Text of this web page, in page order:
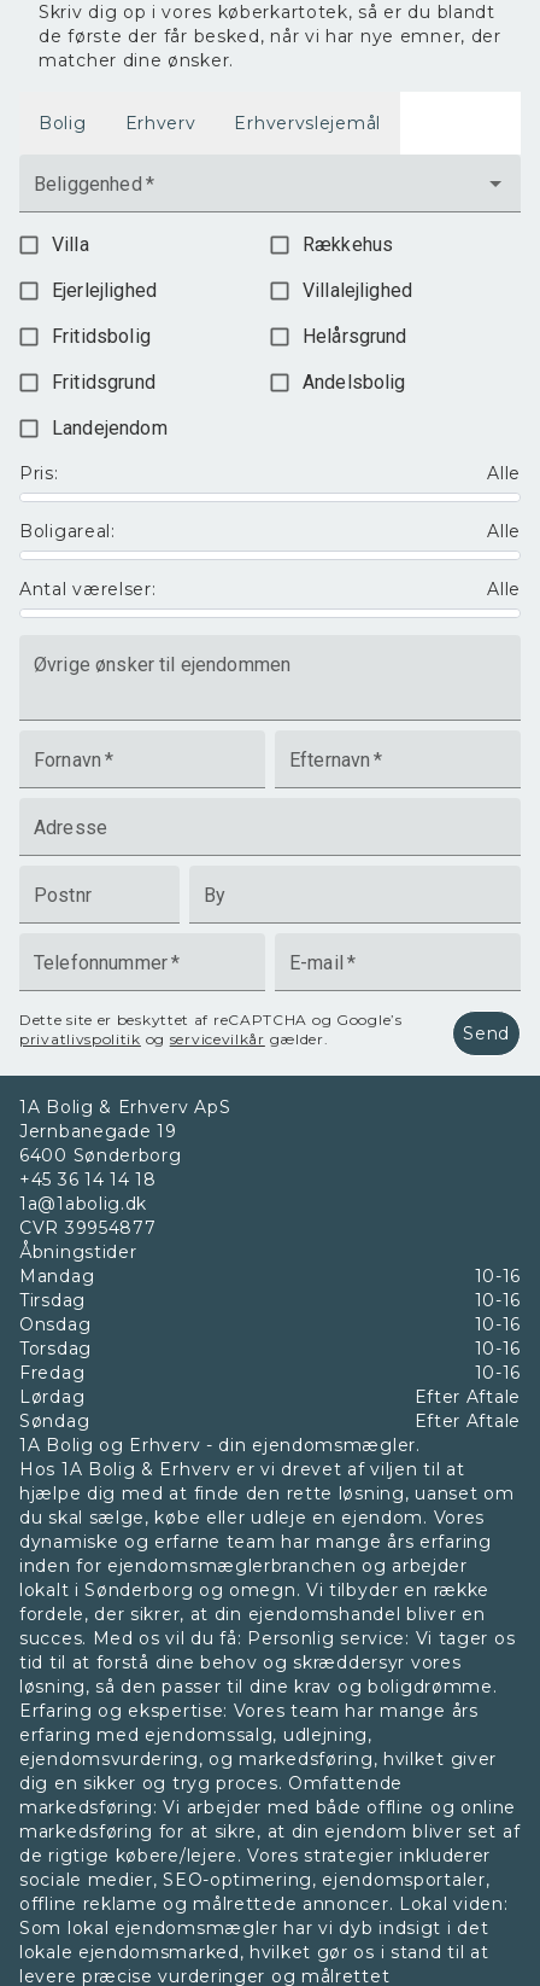
Skriv dig op i vores køberkartotek, så er du blandt
de første der får besked, når vi har nye emner, der
matcher dine ønsker.
Bolig Erhverv Erhvervslejemål
Beliggenhed *
Villa
Rækkehus
Ejerlejlighed
Villalejlighed
Fritidsbolig
Helårsgrund
Fritidsgrund
Andelsbolig
Landejendom
Pris: Alle
Boligareal: Alle
Antal værelser: Alle
Øvrige ønsker til ejendommen
Fornavn * Efternavn *
Adresse
Postnr By
Telefonnummer* E-mail *
Dette site er beskyttet af reCAPTCHA og Google’s
privatlivspolitik og servicevilkår gælder. Send
1A Bolig & Erhverv ApS
Jernbanegade 19
6400 Sønderborg
+45 36 14 14 18
1a@1abolig.dk
CVR 39954877
Åbningstider
Mandag
10-16
Tirsdag
10-16
Onsdag
10-16
Torsdag
10-16
Fredag
10-16
Lørdag
Efter Aftale
Søndag
Efter Aftale
1A Bolig og Erhverv - din ejendomsmægler.
Hos 1A Bolig & Erhverv er vi drevet af viljen til at
hjælpe dig med at finde den rette løsning, uanset om
du skal sælge, købe eller udleje en ejendom. Vores
dynamiske og erfarne team har mange års erfaring
inden for ejendomsmæglerbranchen og arbejder
lokalt i Sønderborg og omegn. Vi tilbyder en række
fordele, der sikrer, at din ejendomshandel bliver en
succes. Med os vil du få: Personlig service: Vi tager os
tid til at forstå dine behov og skræddersyr vores
løsning, så den passer til dine krav og boligdrømme.
Erfaring og ekspertise: Vores team har mange års
erfaring med ejendomssalg, udlejning,
ejendomsvurdering, og markedsføring, hvilket giver
dig en sikker og tryg proces. Omfattende
markedsføring: Vi arbejder med både offline og online
markedsføring for at sikre, at din ejendom bliver set af
de rigtige købere/lejere. Vores strategier inkluderer
sociale medier, SEO-optimering, ejendomsportaler,
offline reklame og målrettede annoncer. Lokal viden:
Som lokal ejendomsmægler har vi dyb indsigt i det
lokale ejendomsmarked, hvilket gør os i stand til at
levere præcise vurderinger og målrettet